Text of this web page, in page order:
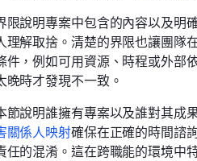
限說明專案中包含的內容以及明
理解取捨。清楚的界限也讓團隊
件，例如可用資源、時程或外部
時才發現不一致。
節說明誰擁有專案以及誰對其成
關係人映射確保在正確的時間諮
的混淆。這在跨職能的環境中